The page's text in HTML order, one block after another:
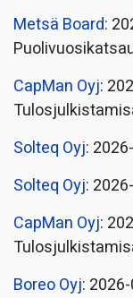
Metsä Board:
CapMan Oyj:
Solteq Oyj:
Solteq Oyj:
CapMan Oyj:
Boreo Oyj: